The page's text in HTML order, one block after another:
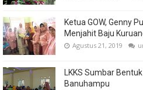
Ketua GOW, Genny
Menjahit Baju
Agustus 21, 2019
LKKS Sumbar
Banuhampu